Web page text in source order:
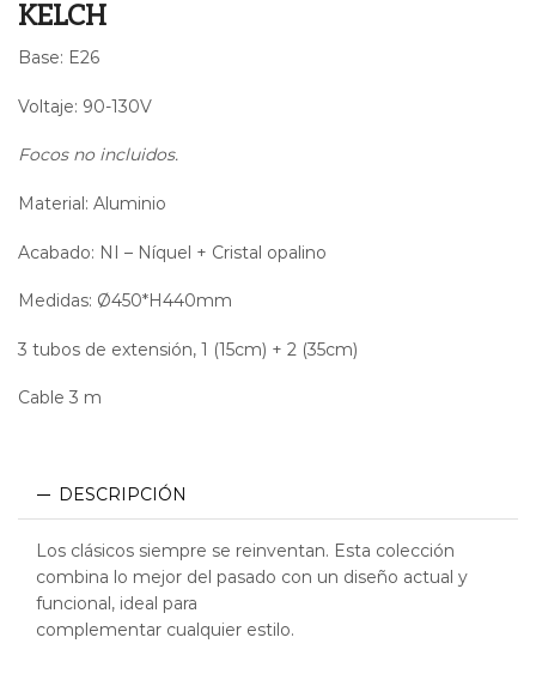
KELCH
Base: E26
Voltaje: 90-130V
Focos no incluidos.
Material: Aluminio
Acabado: NI – Níquel + Cristal opalino
Medidas: Ø450*H440mm
3 tubos de extensión, 1 (15cm) + 2 (35cm)
Cable 3 m
DESCRIPCIÓN
Los clásicos siempre se reinventan. Esta colección
combina lo mejor del pasado con un diseño actual y
funcional, ideal para
complementar cualquier estilo.